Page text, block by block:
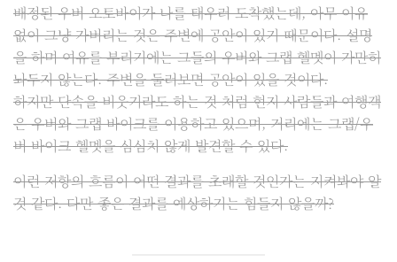
배정된 우버 오토바이가 나를 태우러 도착했는데, 아무 이유
없이 그냥 가버리는 것은 주변에 공안이 있기 때문이다. 설명
을 하며 여유를 부리기에는 그들의 우버와 그랩 헬멧이 가만히
놔두지 않는다. 주변을 둘러보면 공안이 있을 것이다.
하지만 단속을 비웃기라도 하는 것 처럼 현지 사람들과 여행객
은 우버와 그랩 바이크를 이용하고 있으며, 거리에는 그랩/우
버 바이크 헬멧을 심심치 않게 발견할 수 있다.
이런 저항의 흐름이 어떤 결과를 초래할 것인가는 지켜봐야 알
것 같다. 다만 좋은 결과를 예상하기는 힘들지 않을까?